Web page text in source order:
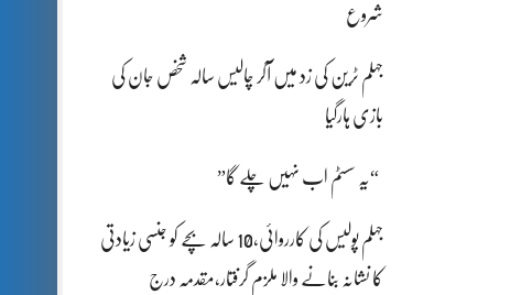
شروع
جہلم ٹرین کی زد میں آکر چالیس سالہ شخص جان کی
بازی ہارگیا
“یہ سسٹم اب نہیں چلے گا”
جہلم پولیس کی کارروائی،10 سالہ بچے کو جنسی زیادتی
کا نشانہ بنانے والا ملزم گرفتار،مقدمہ درج